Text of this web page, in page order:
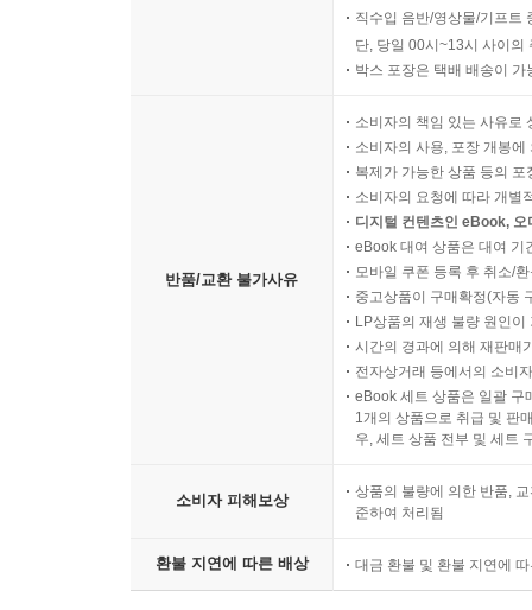
직수입 음반/영상물/기프트
단, 당일 00시~13시 사이의
박스 포장은 택배 배송이
반품/교환 불가사유
소비자의 책임 있는 사유로
소비자의 사용, 포장 개봉
복제가 가능한 상품 등의
소비자의 요청에 따라 개별
디지털 컨텐츠인 eBook,
eBook 대여 상품은 대여 기
모바일 쿠폰 등록 후 취소/
중고상품이 구매확정(자동
LP상품의 재생 불량 원인
시간의 경과에 의해 재판매
전자상거래 등에서의 소비
eBook 세트 상품은 일괄 구
1개의 상품으로 취급 및 판
우, 세트 상품 전부 및 세트
소비자 피해보상
상품의 불량에 의한 반품,
준하여 처리됨
환불 지연에 따른 배상 대금 환불 및 환불 지연에